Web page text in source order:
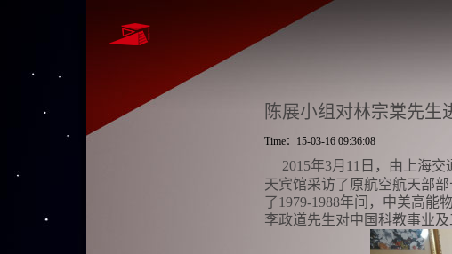
陈展小组对林宗棠先生
Time：15-03-16 09:36:08
2015年3月 11 日，由上海
天宾馆采访了原航空航天部
了1979-1988年间，中美高能
李政道先生对中国科教事业及